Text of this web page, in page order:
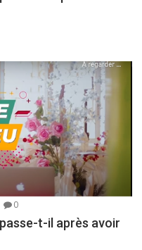
0
passe-t-il après avoir